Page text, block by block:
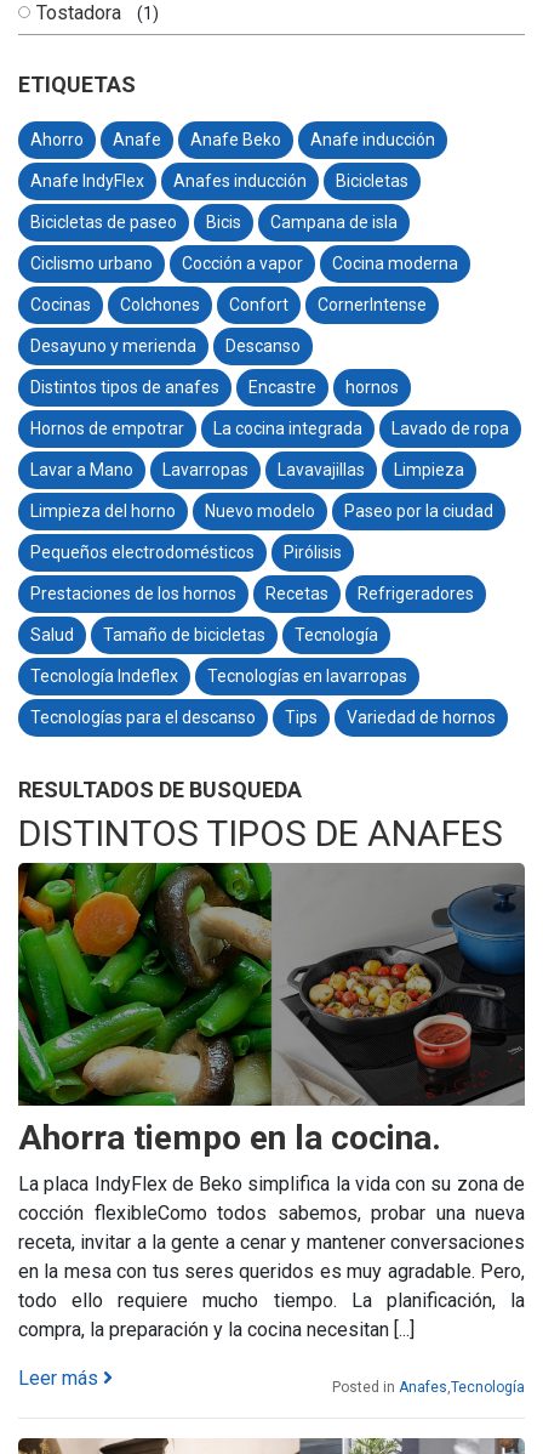
Tostadora (1)
ETIQUETAS
Ahorro Anafe Anafe Beko Anafe inducción
Anafe IndyFlex Anafes inducción Bicicletas
Bicicletas de paseo Bicis Campana de isla
Ciclismo urbano Cocción a vapor Cocina moderna
Cocinas Colchones Confort CornerIntense
Desayuno y merienda Descanso
Distintos tipos de anafes Encastre hornos
Hornos de empotrar La cocina integrada Lavado de ropa
Lavar a Mano Lavarropas Lavavajillas Limpieza
Limpieza del horno Nuevo modelo Paseo por la ciudad
Pequeños electrodomésticos Pirólisis
Prestaciones de los hornos Recetas Refrigeradores
Salud Tamaño de bicicletas Tecnología
Tecnología Indeflex Tecnologías en lavarropas
Tecnologías para el descanso Tips Variedad de hornos
RESULTADOS DE BUSQUEDA
DISTINTOS TIPOS DE ANAFES
Ahorra tiempo en la cocina.
La placa IndyFlex de Beko simplifica la vida con su zona de
cocción flexibleComo todos sabemos, probar una nueva
receta, invitar a la gente a cenar y mantener conversaciones
en la mesa con tus seres queridos es muy agradable. Pero,
todo ello requiere mucho tiempo. La planificación, la
compra, la preparación y la cocina necesitan [...]
Leer más Posted in Anafes Tecnología